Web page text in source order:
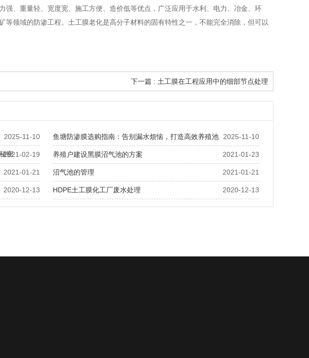
强、重量轻、宽度宽、施工方便、造价低等优点，广泛应用于水利、电力、冶金、环
领域的防渗工程。土工膜老化是高分子材料的固有特性之一，不能完全消除，但可以
下一篇 : 土工膜在工程应用中的细部节点处理
2025-11-10
密
2025-11-10
鱼塘防渗膜选购指南：告别漏水烦恼，打造高效养殖池
2021-02-19 2021-01-23
养殖户建设黑膜沼气池的方案
2021-01-21 2021-01-21
沼气池的管理
2020-12-13 2020-12-13
HDPE土工膜化工厂废水处理